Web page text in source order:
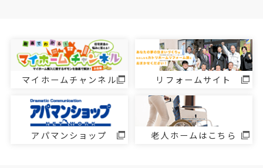
マイホームチャンネル リフォームサイト
アパマンショップ 老人ホームはこちら